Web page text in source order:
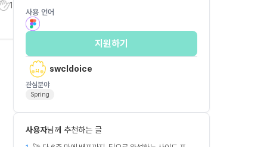
1
사용 언어
지원하기
swcldoice
관심분야
Spring
사용자님께 추천하는 글